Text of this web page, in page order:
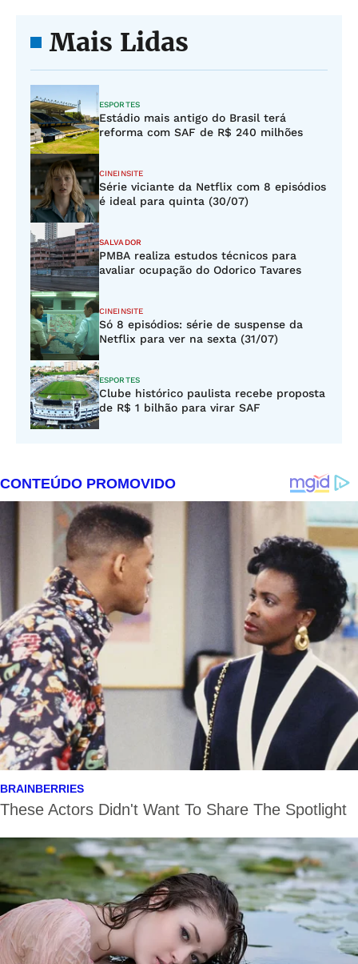
Mais Lidas
ESPORTES
Estádio mais antigo do Brasil terá
reforma com SAF de R$ 240 milhões
CINEINSITE
Série viciante da Netflix com 8 episódios
é ideal para quinta (30/07)
SALVADOR
PMBA realiza estudos técnicos para
avaliar ocupação do Odorico Tavares
CINEINSITE
Só 8 episódios: série de suspense da
Netflix para ver na sexta (31/07)
ESPORTES
Clube histórico paulista recebe proposta
de R$ 1 bilhão para virar SAF